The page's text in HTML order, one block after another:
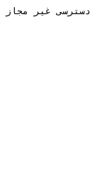
دسترسی غیر مجاز